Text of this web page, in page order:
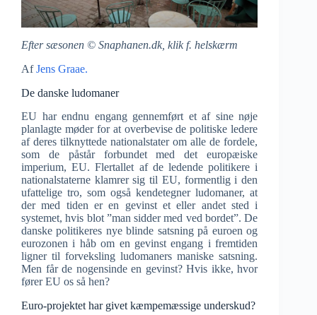
Efter sæsonen © Snaphanen.dk, klik f. helskærm
AfJens Graae.
De danske ludomaner
EU har endnu engang gennemført et af sine nøje
planlagte møder for at overbevise de politiske ledere
af deres tilknyttede nationalstater om alle de fordele,
som de påstår forbundet med det europæiske
imperium, EU. Flertallet af de ledende politikere i
nationalstaterne klamrer sig til EU, formentlig i den
ufattelige tro, som også kendetegner ludomaner, at
der med tiden er en gevinst et eller andet sted i
systemet, hvis blot ”man sidder med ved bordet”. De
danske politikeres nye blinde satsning på euroen og
eurozonen i håb om en gevinst engang i fremtiden
ligner til forveksling ludomaners maniske satsning.
Men får de nogensinde en gevinst? Hvis ikke, hvor
fører EU os så hen?
Euro-projektet har givet kæmpemæssige underskud?